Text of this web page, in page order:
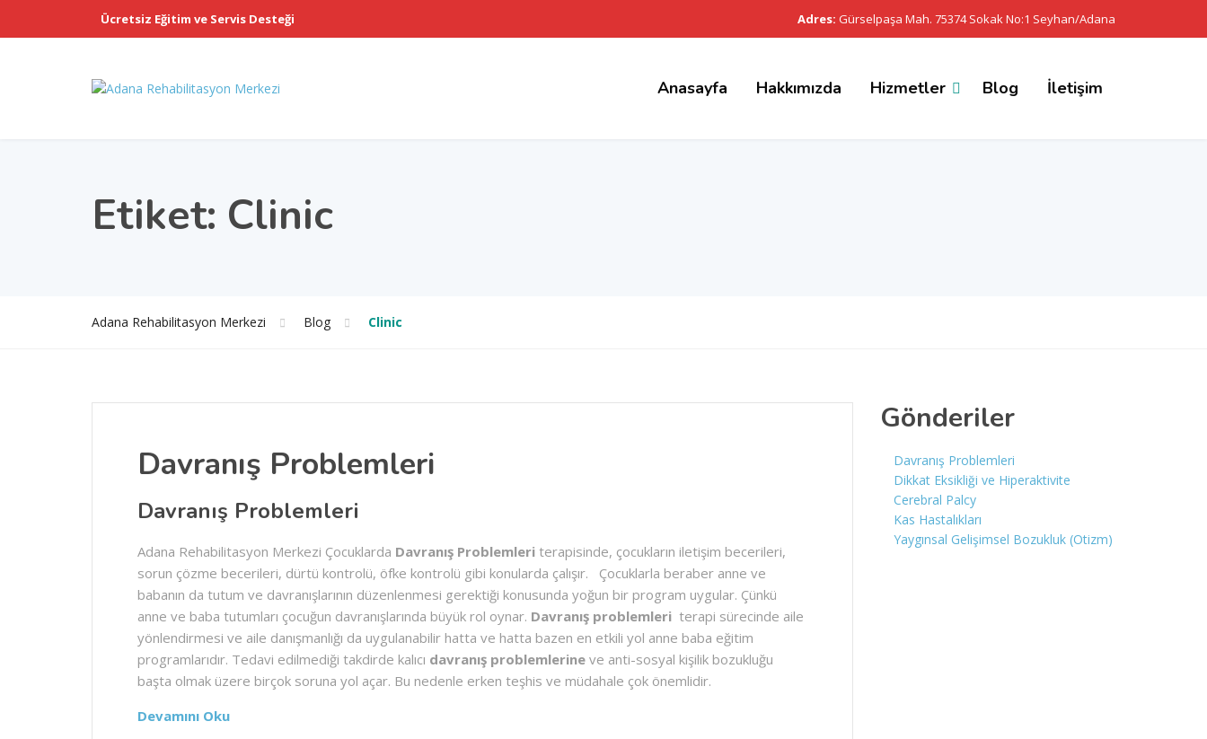
Ücretsiz Eğitim ve Servis Desteği Adres: Gürselpaşa Mah. 75374 Sokak No:1 Seyhan/Adana
Anasayfa Hakkımızda Hizmetler Blog İletişim
Etiket: Clinic
Adana Rehabilitasyon Merkezi Blog Clinic
Davranış Problemleri
Davranış Problemleri
Adana Rehabilitasyon Merkezi Çocuklarda Davranış Problemleri terapisinde, çocukların iletişim becerileri,
sorun çözme becerileri, dürtü kontrolü, öfke kontrolü gibi konularda çalışır. Çocuklarla beraber anne ve
babanın da tutum ve davranışlarının düzenlenmesi gerektiği konusunda yoğun bir program uygular. Çünkü
anne ve baba tutumları çocuğun davranışlarında büyük rol oynar. Davranış problemleri terapi sürecinde aile
yönlendirmesi ve aile danışmanlığı da uygulanabilir hatta ve hatta bazen en etkili yol anne baba eğitim
programlarıdır. Tedavi edilmediği takdirde kalıcı davranış problemlerine ve anti-sosyal kişilik bozukluğu
başta olmak üzere birçok soruna yol açar. Bu nedenle erken teşhis ve müdahale çok önemlidir.
Devamını Oku
Gönderiler
Davranış Problemleri
Dikkat Eksikliği ve Hiperaktivite
Cerebral Palcy
Kas Hastalıkları
Yaygınsal Gelişimsel Bozukluk (Otizm)